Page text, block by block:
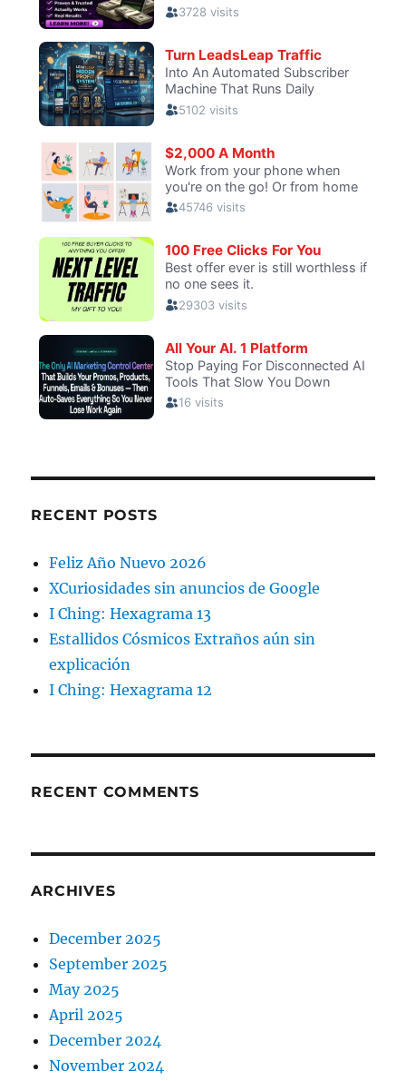
RECENT POSTS
Feliz Año Nuevo 2026
XCuriosidades sin anuncios de Google
I Ching: Hexagrama 13
Estallidos Cósmicos Extraños aún sin
explicación
I Ching: Hexagrama 12
RECENT COMMENTS
ARCHIVES
December 2025
September 2025
May 2025
April 2025
December 2024
November 2024